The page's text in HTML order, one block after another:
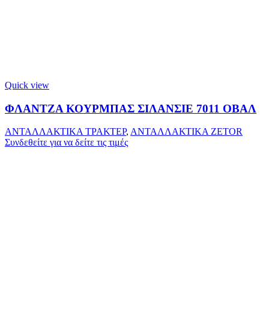
Quick view
ΦΛΑΝΤΖΑ ΚΟΥΡΜΠΑΣ ΣΙΛΑΝΣΙΕ 7011 ΟΒΑΛ
ΑΝΤΑΛΛΑΚΤΙΚΑ ΤΡΑΚΤΕΡ, ΑΝΤΑΛΛΑΚΤΙΚΑ ZETOR
Συνδεθείτε για να δείτε τις τιμές